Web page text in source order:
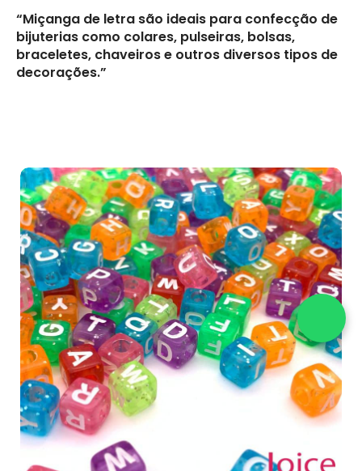
“Miçanga de letra são ideais para confecção de
bijuterias como colares, pulseiras, bolsas,
braceletes, chaveiros e outros diversos tipos de
decorações.”